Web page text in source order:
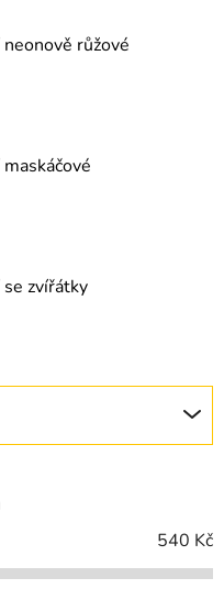
růžové
zvířátky
540 Kč